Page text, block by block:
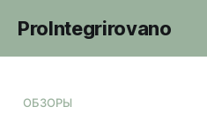
ProIntegrirovano
ОБЗОРЫ